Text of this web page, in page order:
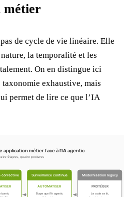
métier
de cycle de vie linéaire. Elle
la temporalité et les
On en distingue ici
exhaustive, mais
permet de lire ce que l’IA